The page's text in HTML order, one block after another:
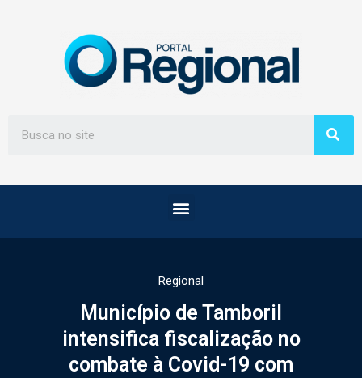
Regional
Município de Tamboril
intensifica fiscalização no
combate à Covid-19 com